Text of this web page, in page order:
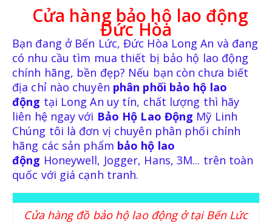
BẢO HỘ MẶT-MẮT
MẶT NẠ-KÍNH HÀN
KÍNH BẢO HỘ
MẶT NẠ BẢO HỘ
TRANG PHỤC BẢO HỘ
re
re
Cửa hàng bảo hộ lao động
Đức Hòa
Bạn đang ở Bến Lức, Đức Hòa Long An và đang
có nhu cầu tìm mua thiết bị bảo hộ lao động
chính hãng, bền đẹp? Nếu bạn còn chưa biết
địa chỉ nào chuyên phân phối bảo hộ lao
động tại Long An uy tín, chất lượng thì hãy
liên hệ ngay với Bảo Hộ Lao Động Mỹ Linh
Chúng tôi là đơn vị chuyên phân phối chính
hãng các sản phẩm bảo hộ lao
động Honeywell, Jogger, Hans, 3M... trên toàn
quốc với giá cạnh tranh.
Cửa hàng đồ bảo hộ lao động ở tại Bến Lức